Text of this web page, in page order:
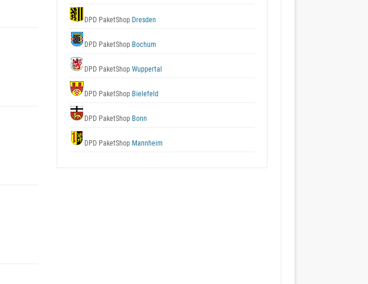
DPD PaketShop Dresden
DPD PaketShop Bochum
DPD PaketShop Wuppertal
DPD PaketShop Bielefeld
DPD PaketShop Bonn
DPD PaketShop Mannheim